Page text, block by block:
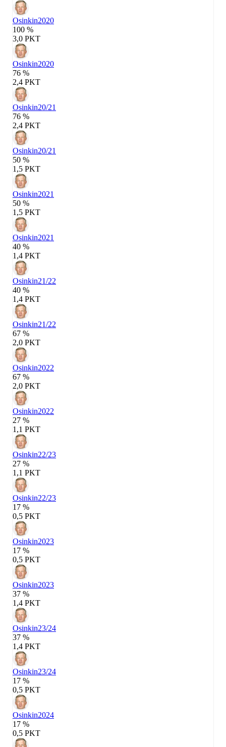
Osinkin2020
100 %
3,0 PKT
Osinkin2020
76 %
2,4 PKT
Osinkin20/21
76 %
2,4 PKT
Osinkin20/21
50 %
1,5 PKT
Osinkin2021
50 %
1,5 PKT
Osinkin2021
40 %
1,4 PKT
Osinkin21/22
40 %
1,4 PKT
Osinkin21/22
67 %
2,0 PKT
Osinkin2022
67 %
2,0 PKT
Osinkin2022
27 %
1,1 PKT
Osinkin22/23
27 %
1,1 PKT
Osinkin22/23
17 %
0,5 PKT
Osinkin2023
17 %
0,5 PKT
Osinkin2023
37 %
1,4 PKT
Osinkin23/24
37 %
1,4 PKT
Osinkin23/24
17 %
0,5 PKT
Osinkin2024
17 %
0,5 PKT